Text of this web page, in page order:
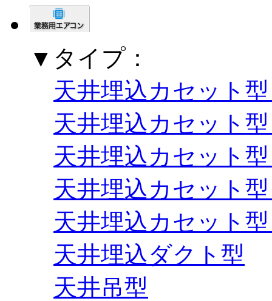
▼タイプ：
天井埋込カセット
天井埋込カセット
天井埋込カセット
天井埋込カセット
天井埋込カセット
天井埋込ダクト型
天井吊型